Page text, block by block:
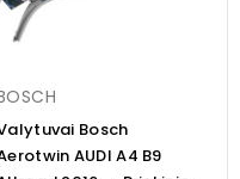
Bosch
AUDI A4 B9